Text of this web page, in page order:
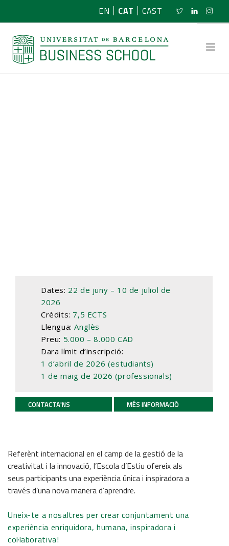
EN CAT CAST
Dates: 22 de juny – 10 de juliol de
2026
Crèdits: 7,5 ECTS
Llengua:Anglès
Preu: 5.000 – 8.000 CAD
Dara límit d’inscripció:
1 d’abril de 2026 (estudiants)
1 de maig de 2026 (professionals)
CONTACTA'NS MÉS INFORMACIÓ
Referènt internacional en el camp de la gestió de la
creativitat i la innovació, l’Escola d’Estiu ofereix als
seus participants una experiència única i inspiradora a
través d’una nova manera d’aprendre.
Uneix-te a nosaltres per crear conjuntament una
experiència enriquidora, humana, inspiradora i
col·laborativa!